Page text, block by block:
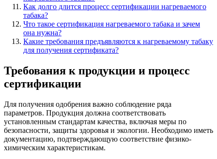
Как долго длится процесс сертификации нагреваемого
табака?
Что такое сертификация нагреваемого табака и зачем
она нужна?
Какие требования предъявляются к нагреваемому табаку
для получения сертификата?
Требования к продукции и процесс
сертификации
Для получения одобрения важно соблюдение ряда
параметров. Продукция должна соответствовать
установленным стандартам качества, включая меры по
безопасности, защиты здоровья и экологии. Необходимо иметь
документацию, подтверждающую соответствие физико-
химическим характеристикам.